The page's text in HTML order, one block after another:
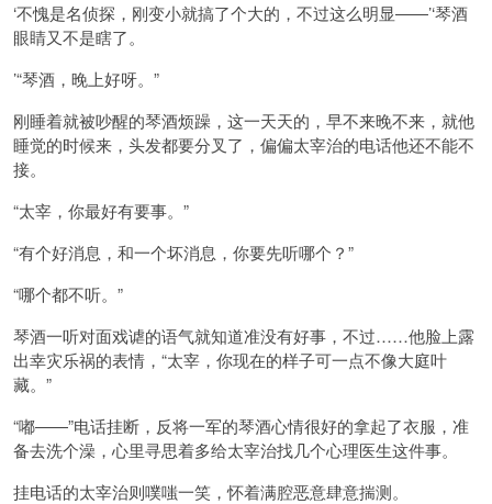
‘不愧是名侦探，刚变小就搞了个大的，不过这么明显――’‘琴酒
眼睛又不是瞎了。
’“琴酒，晚上好呀。”
刚睡着就被吵醒的琴酒烦躁，这一天天的，早不来晚不来，就他
睡觉的时候来，头发都要分叉了，偏偏太宰治的电话他还不能不
接。
“太宰，你最好有要事。”
“有个好消息，和一个坏消息，你要先听哪个？”
“哪个都不听。”
琴酒一听对面戏谑的语气就知道准没有好事，不过……他脸上露
出幸灾乐祸的表情，“太宰，你现在的样子可一点不像大庭叶
藏。”
“嘟――”电话挂断，反将一军的琴酒心情很好的拿起了衣服，准
备去洗个澡，心里寻思着多给太宰治找几个心理医生这件事。
挂电话的太宰治则噗嗤一笑，怀着满腔恶意肆意揣测。